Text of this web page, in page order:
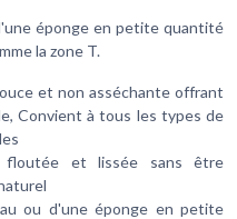
éponge en petite quantité
la zone T.
et non asséchante offrant
Convient à tous les types de
floutée et lissée sans être
ou d'une éponge en petite